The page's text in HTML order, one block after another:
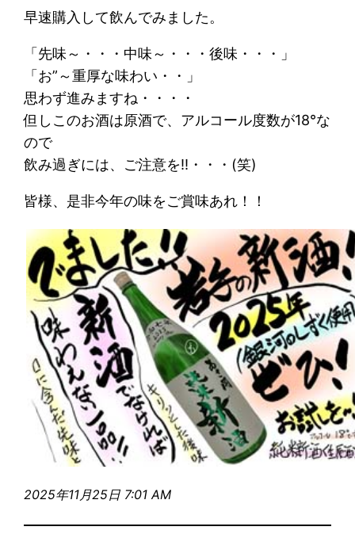
早速購入して飲んでみました。
「先味～・・・中味～・・・後味・・・」
「お”～重厚な味わい・・」
思わず進みますね・・・・
但しこのお酒は原酒で、アルコール度数が18°な
ので
飲み過ぎには、ご注意を!!・・・(笑)
皆様、是非今年の味をご賞味あれ！！
2025年11月25日 7:01 AM